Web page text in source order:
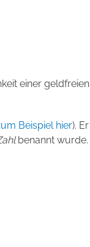
einer geldfreien
Beispiel hier). Er
benannt wurde.